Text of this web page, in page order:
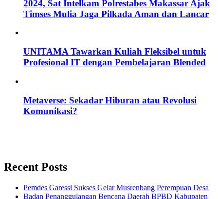
2024, Sat Intelkam Polrestabes Makassar Ajak
Timses Mulia Jaga Pilkada Aman dan Lancar
UNITAMA Tawarkan Kuliah Fleksibel untuk
Profesional IT dengan Pembelajaran Blended
Metaverse: Sekadar Hiburan atau Revolusi
Komunikasi?
Recent Posts
Pemdes Garessi Sukses Gelar Musrenbang Perempuan Desa
Badan Penanggulangan Bencana Daerah BPBD Kabupaten